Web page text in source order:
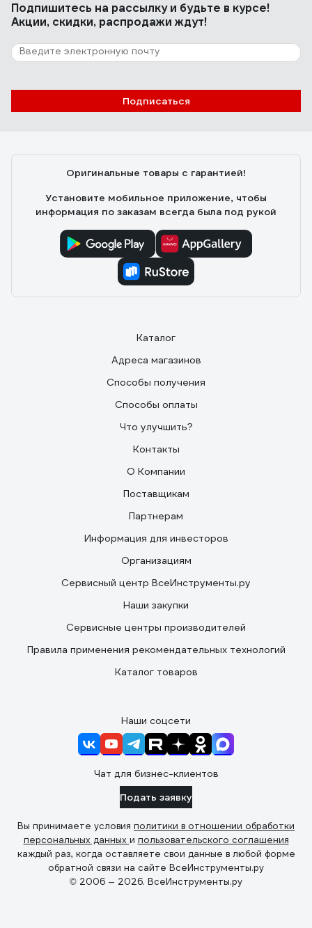
Подпишитесь на рассылкуи будьте в курсе!
Акции, скидки, распродажи ждут!
Подписаться
Оригинальные товары с гарантией!
Установите мобильное приложение, чтобы
информация по заказам всегда была под рукой
Каталог
Адреса магазинов
Способы получения
Способы оплаты
Что улучшить?
Контакты
О Компании
Поставщикам
Партнерам
Информация для инвесторов
Организациям
Сервисный центр ВсеИнструменты.ру
Наши закупки
Сервисные центры производителей
Правила применения рекомендательных технологий
Каталог товаров
Наши соцсети
Чат для бизнес-клиентов
Подать заявку
Вы принимаете условия политики в отношении обработки
персональных данных и пользовательского соглашения
каждый раз, когда оставляете свои данные в любой форме
обратной связи на сайте ВсеИнструменты.ру
© 2006 — 2026. ВсеИнструменты.ру